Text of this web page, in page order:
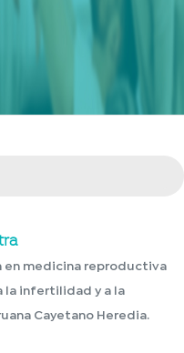
en medicina reproductiva
la infertilidad y a la
Cayetano Heredia.